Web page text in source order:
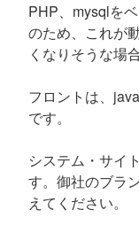
PHP、mysqlを
のため、これが
くなりそうな場
フロントは、
です。
システム・サイ
す。御社のブラ
えてください。